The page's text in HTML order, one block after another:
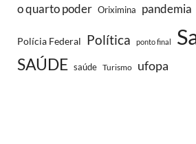
o quarto poder Oriximina pandemia
Polícia Federal Política ponto final
SAÚDE saúde Turismo ufopa